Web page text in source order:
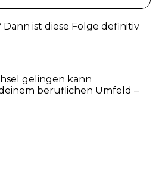
ist diese Folge definitiv
gelingen kann
beruflichen Umfeld –